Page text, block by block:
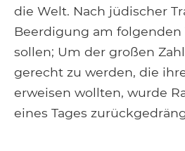
die Welt. Nach jüdischer
Beerdigung am folgenden
sollen; Um der großen
gerecht zu werden, die
erweisen wollten, wurde
eines Tages